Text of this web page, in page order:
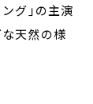
グ」の主演
天然の様